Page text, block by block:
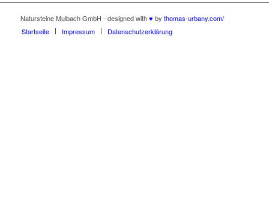
Natursteine Mulbach GmbH - designed with♥ by thomas-urbany.com/
Startseite
Impressum Datenschutzerklärung